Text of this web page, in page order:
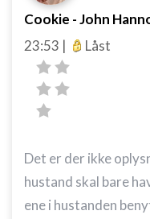
Cookie - John
23:53 | Låst
Det er der ikke
hustand skal bare
ene i hustanden